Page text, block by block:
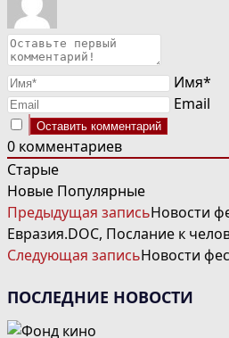
Имя*
Email
0 комментариев
Старые
Новые Популярные
ЧИТАТЬ
ДАЛЕЕ
СТАТЬИ
Предыдущая записьНовости
Евразия.DOC, Послание к
Следующая записьНовости
ПОСЛЕДНИЕ НОВОСТИ